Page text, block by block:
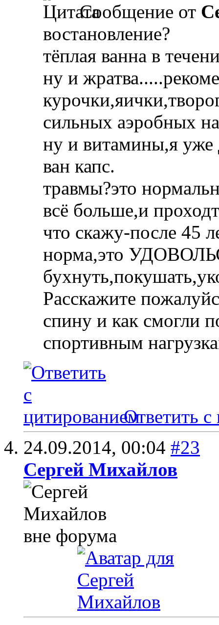
Сообщение от
востановление?
тёплая ванна в
ну и
сильных аэробных
ну и витамины,я уже
ван капс.
травмы?это
всё больше,и
что скажу-после 45
норма,это
Расскажите
спину и как смогли
спортивным
Ответить с
24.09.2014, 00:04 #23
Сергей Михайлов